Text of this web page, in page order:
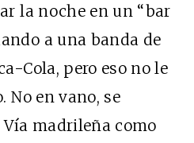
la noche en un “bar
a una banda de
Cola, pero eso no le
No en vano, se
madrileña como